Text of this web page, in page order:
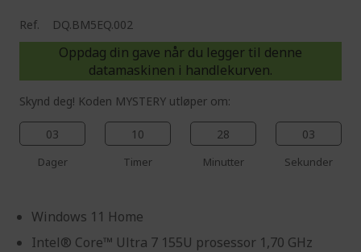
Ref. DQ.BM5EQ.002
Oppdag din gave når du legger til denne
datamaskinen i handlekurven.
Skynd deg! Koden MYSTERY utløper om:
03
Dager
10
Timer
28
Minutter
02
Sekunder
Windows 11 Home
Intel® Core™ Ultra 7 155U prosessor 1,70 GHz